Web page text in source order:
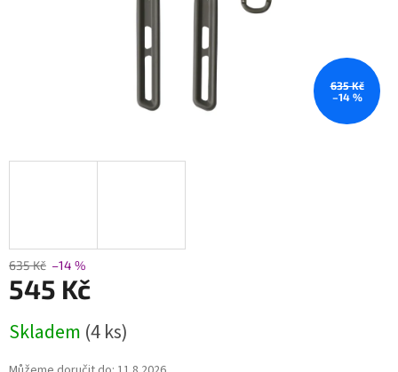
635 Kč
–14 %
635 Kč –14 %
545 Kč
cena:
Skladem (4 ks)